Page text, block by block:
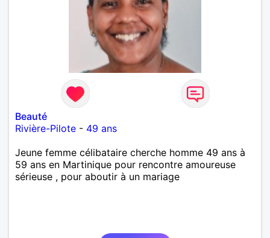
Beauté
Rivière-Pilote - 49 ans
Jeune femme célibataire cherche homme 49 ans à
59 ans en Martinique pour rencontre amoureuse
sérieuse , pour aboutir à un mariage